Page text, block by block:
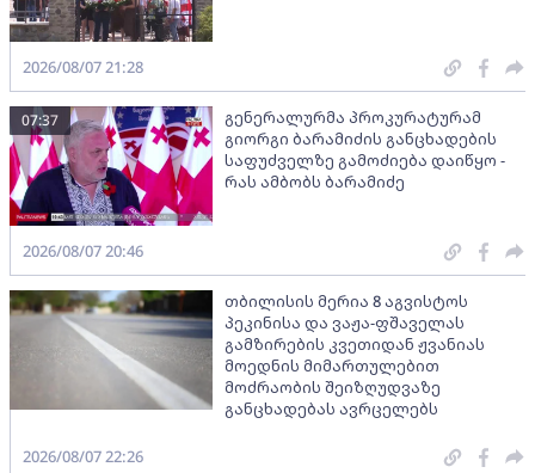
2026/08/07 21:28
გენერალურმა პროკურატურამ
გიორგი ბარამიძის განცხადების
საფუძველზე გამოძიება დაიწყო -
რას ამბობს ბარამიძე
07:37
2026/08/07 20:46
თბილისის მერია 8 აგვისტოს
პეკინისა და ვაჟა-ფშაველას
გამზირების კვეთიდან ჟვანიას
მოედნის მიმართულებით
მოძრაობის შეიზღუდვაზე
განცხადებას ავრცელებს
2026/08/07 22:26